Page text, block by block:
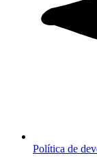
Política de